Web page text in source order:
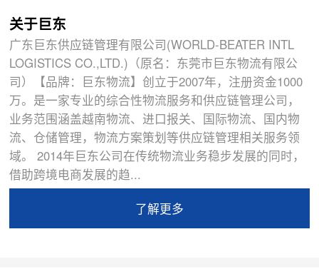
关于巨东
广东巨东供应链管理有限公司(WORLD-BEATER INTL
LOGISTICS CO.,LTD.)（原名：东莞市巨东物流有限公
司）【品牌：巨东物流】创立于2007年，注册资金1000
万。是一家专业的综合性物流服务和供应链管理公司，
业务范围涵盖越南物流、进口报关、国际物流、国内物
流、仓储管理，物流方案策划等供应链管理相关服务领
域。 2014年巨东公司在传统物流业务稳步发展的同时，
借助跨境电商发展的趋...
了解更多